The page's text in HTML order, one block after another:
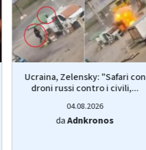
Ucraina, Zelensky: "Safari con
droni russi contro i civili,...
04.08.2026
daAdnkronos